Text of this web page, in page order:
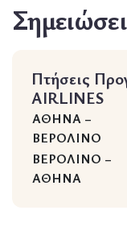
Πτήσεις
AIRLINES
ΑΘΗΝΑ –
ΒΕΡΟΛΙΝΟ
ΒΕΡΟΛΙΝΟ –
ΑΘΗΝΑ